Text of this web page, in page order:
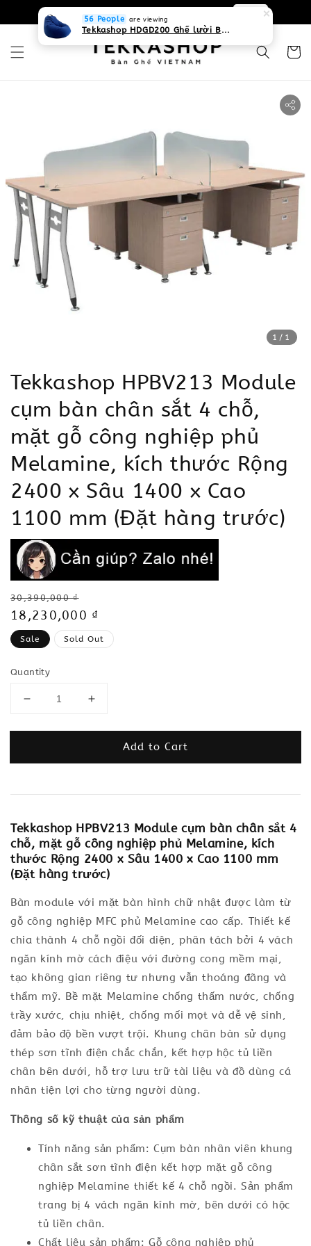
0931268840 Liên hệ với chúng tôi
1 /1
Tekkashop HPBV213 Module
cụm bàn chân sắt 4 chỗ,
mặt gỗ công nghiệp phủ
Melamine, kích thước Rộng
2400 x Sâu 1400 x Cao
1100 mm (Đặt hàng trước)
Regular
price
30,390,000 ₫
Sale
price
18,230,000 ₫
Sale Sold Out
Quantity
Add to Cart
Tekkashop HPBV213 Module cụm bàn chân sắt 4
chỗ, mặt gỗ công nghiệp phủ Melamine, kích
thước Rộng 2400 x Sâu 1400 x Cao 1100 mm
(Đặt hàng trước)
Bàn module với mặt bàn hình chữ nhật được làm từ
gỗ công nghiệp MFC phủ Melamine cao cấp. Thiết kế
chia thành 4 chỗ ngồi đối diện, phân tách bởi 4 vách
ngăn kính mờ cách điệu với đường cong mềm mại,
tạo không gian riêng tư nhưng vẫn thoáng đãng và
thẩm mỹ. Bề mặt Melamine chống thấm nước, chống
trầy xước, chịu nhiệt, chống mối mọt và dễ vệ sinh,
đảm bảo độ bền vượt trội. Khung chân bàn sử dụng
thép sơn tĩnh điện chắc chắn, kết hợp hộc tủ liền
chân bên dưới, hỗ trợ lưu trữ tài liệu và đồ dùng cá
nhân tiện lợi cho từng người dùng.
Thông số kỹ thuật của sản phẩm
Tính năng sản phẩm: Cụm bàn nhân viên khung
chân sắt sơn tĩnh điện kết hợp mặt gỗ công
nghiệp Melamine thiết kế 4 chỗ ngồi. Sản phẩm
trang bị 4 vách ngăn kính mờ, bên dưới có hộc
tủ liền chân.
Chất liệu sản phẩm: Gỗ công nghiệp phủ
56 People are viewing
Tekkashop HDGD200 Ghế lười Beanbag form truyền thống, chất liệu Olefin canvas kháng nước, màu xanh biển, có thể sử dụng trong nhà và cả ngoài trời, có quai xách